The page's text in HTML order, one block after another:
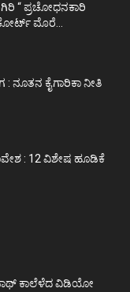
“ ಪ್ರಚೋಧನಕಾರಿ
ಮೊರೆ...
ನೂತನ ಕೈಗಾರಿಕಾ ನೀತಿ
: 12 ವಿಶೇಷ ಹೂಡಿಕೆ
ಕಾಲೆಳೆದ ವಿಡಿಯೋ